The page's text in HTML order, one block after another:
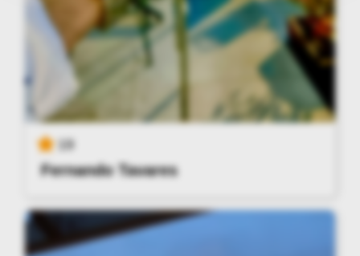
19
Fernando Tavares